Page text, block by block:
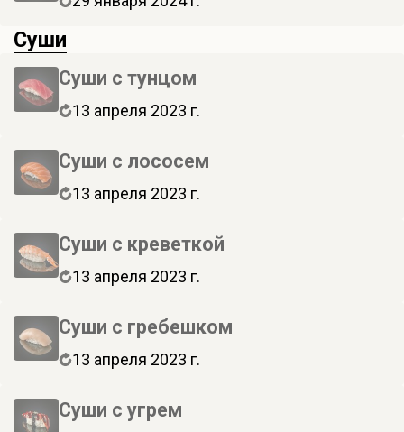
Суши
Суши с тунцом
13 апреля 2023 г.
Суши с лососем
13 апреля 2023 г.
Суши с креветкой
13 апреля 2023 г.
Суши с гребешком
13 апреля 2023 г.
Суши с угрем